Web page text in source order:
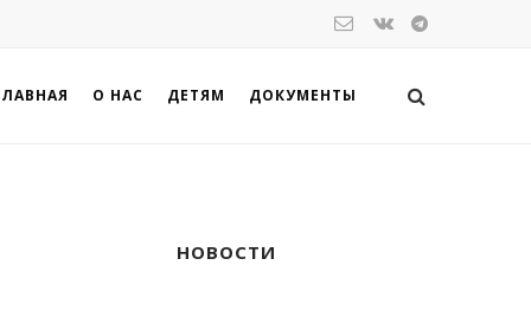
О НАС ДЕТЯМ ДОКУМЕНТЫ
НОВОСТИ